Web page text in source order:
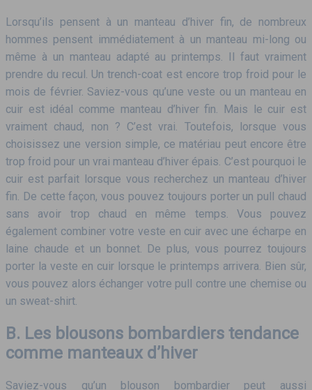
Lorsqu’ils pensent à un manteau d’hiver fin, de nombreux
hommes pensent immédiatement à un manteau mi-long ou
même à un manteau adapté au printemps. Il faut vraiment
prendre du recul. Un trench-coat est encore trop froid pour le
mois de février. Saviez-vous qu’une veste ou un manteau en
cuir est idéal comme manteau d’hiver fin. Mais le cuir est
vraiment chaud, non ? C’est vrai. Toutefois, lorsque vous
choisissez une version simple, ce matériau peut encore être
trop froid pour un vrai manteau d’hiver épais. C’est pourquoi le
cuir est parfait lorsque vous recherchez un manteau d’hiver
fin. De cette façon, vous pouvez toujours porter un pull chaud
sans avoir trop chaud en même temps. Vous pouvez
également combiner votre veste en cuir avec une écharpe en
laine chaude et un bonnet. De plus, vous pourrez toujours
porter la veste en cuir lorsque le printemps arrivera. Bien sûr,
vous pouvez alors échanger votre pull contre une chemise ou
un sweat-shirt.
B. Les blousons bombardiers tendance
comme manteaux d’hiver
Saviez-vous qu’un blouson bombardier peut aussi